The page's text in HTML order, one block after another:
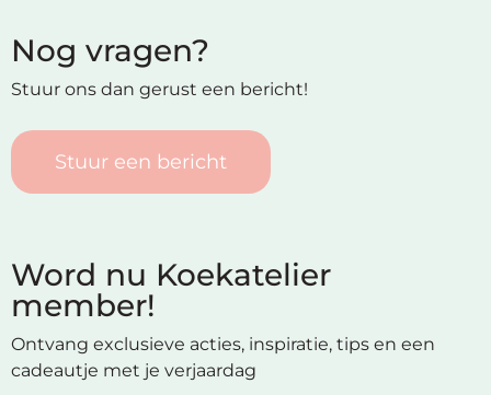
Nog vragen?
Stuur ons dan gerust een bericht!
Stuur een bericht
Word nu Koekatelier
member!
Ontvang exclusieve acties, inspiratie, tips en een
cadeautje met je verjaardag